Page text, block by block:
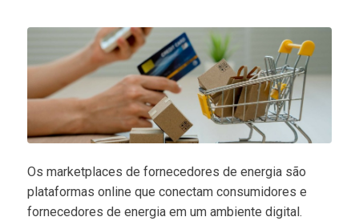
Os marketplaces de fornecedores de energia são
plataformas online que conectam consumidores e
fornecedores de energia em um ambiente digital.